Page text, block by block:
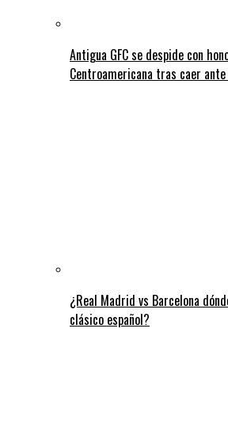
Antigua GFC se despide con
Centroamericana tras caer
¿Real Madrid vs Barcelona
clásico español?